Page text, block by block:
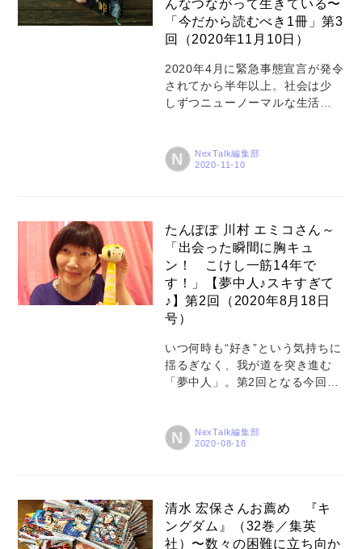
きたときの達成感はひとしおで
す。 そこで今回は、簡単でスト
レス解消にもなる「オンライン
ストレスを癒すレシピ」をご紹
介します！ 前編は〈触れて、香
って癒される！ 薬味たっぷりそ
うめん〉です。 （＊後半に動画
んなつながって生きている〜
「今だから読むべき1冊」第3
回（2020年11月10日）
2020年4月に緊急事態宣言が発令
されてから半年以上。社会は少
しずつニューノーマルな生活様
き、自分自身と向き合い、他者
との関わり方や人生の在り方を
なつながり」について考える本
を紹介するのが、写真家の阿部
了さんと、ライターの阿部直美
さんご夫婦。NexTalk連載「トヨ
スの人」でもおなじみの了さん
お薦めの『太平洋ひとりぼっ
ち』、直美さん一押しの『ホハ
レ峠』について、その読みどこ
ろをお伺いしました。 【ご推薦
者】 コロナ禍をきっかけに、中
学生時代の愛読書を読み返す
N NexTalk編集部
たんぽぽ 川村 エミコさん～
「出会った瞬間に胸キュ
ン！ こけし一筋14年で
す！」【夢中人♪スキすぎて
♪】第2回（2020年8月18日
号）
いつ何時も“好き”という気持ちに
揺るぎなく、我が道を突き進む
「夢中人」。第2回となる今回
姿に一目惚れして以来、こけし
一筋。芸能界随一のこけし愛好
を通じて、こけしの魅力を発信
し続けています。「大変な状況
下でもこけしちゃんと一緒なら
N NexTalk編集部
清水 宏保さんお薦め 『キ
ングダム』（32巻／集英
社）〜数々の困難に立ち向か